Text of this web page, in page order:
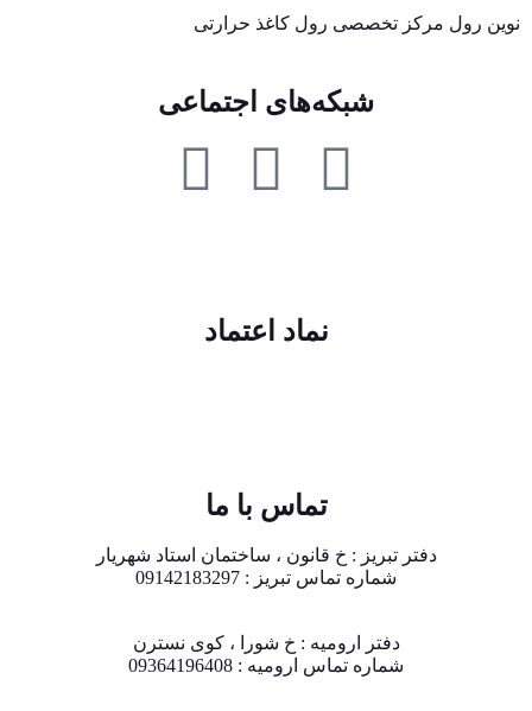
نوین رول مرکز تخصصی رول کاغذ حرارتی
شبکه‌های اجتماعی
نماد اعتماد
تماس با ما
دفتر تبریز : خ قانون ، ساختمان استاد شهریار
شماره تماس تبریز : 09142183297
دفتر ارومیه : خ شورا ، کوی نسترن
شماره تماس ارومیه : 09364196408